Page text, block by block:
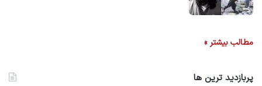
مطالب بیشتر »
پربازدید ترین ها